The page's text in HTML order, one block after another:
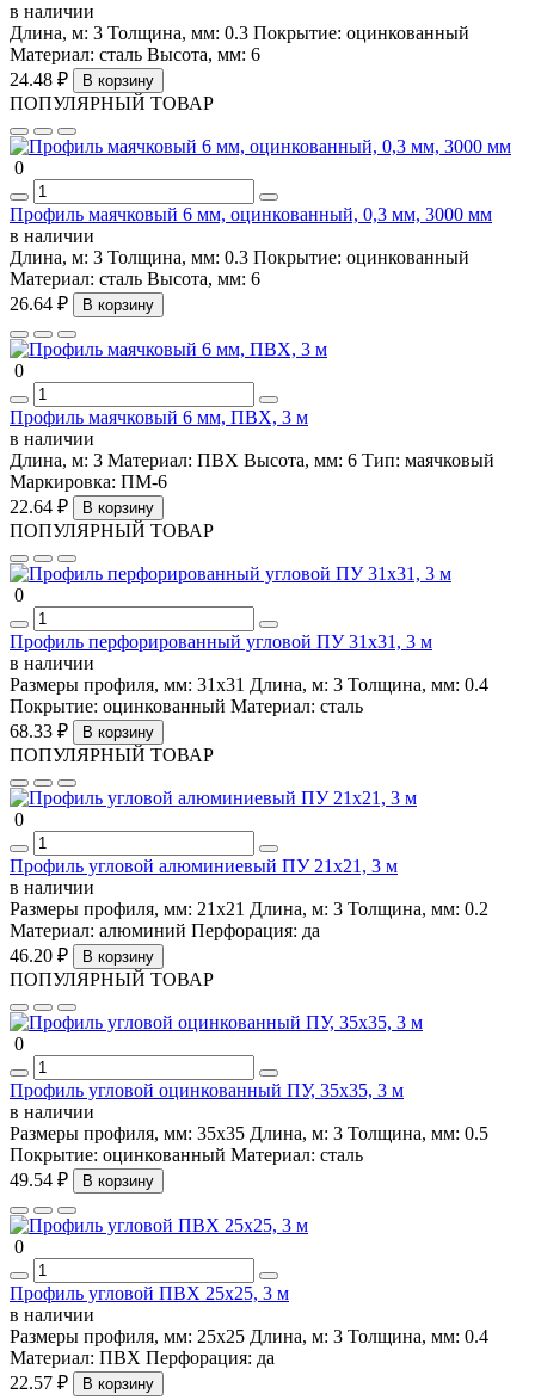
в наличии
Длина, м: 3 Толщина, мм: 0.3 Покрытие: оцинкованный
Материал: сталь Высота, мм: 6
24.48 ₽
В корзину
ПОПУЛЯРНЫЙ ТОВАР
0
Профиль маячковый 6 мм, оцинкованный, 0,3 мм, 3000 мм
в наличии
Длина, м: 3 Толщина, мм: 0.3 Покрытие: оцинкованный
Материал: сталь Высота, мм: 6
26.64 ₽
В корзину
0
Профиль маячковый 6 мм, ПВХ, 3 м
в наличии
Длина, м: 3 Материал: ПВХ Высота, мм: 6 Тип: маячковый
Маркировка: ПМ-6
22.64 ₽
В корзину
ПОПУЛЯРНЫЙ ТОВАР
0
Профиль перфорированный угловой ПУ 31х31, 3 м
в наличии
Размеры профиля, мм: 31х31 Длина, м: 3 Толщина, мм: 0.4
Покрытие: оцинкованный Материал: сталь
68.33 ₽
В корзину
ПОПУЛЯРНЫЙ ТОВАР
0
Профиль угловой алюминиевый ПУ 21х21, 3 м
в наличии
Размеры профиля, мм: 21х21 Длина, м: 3 Толщина, мм: 0.2
Материал: алюминий Перфорация: да
46.20 ₽
В корзину
ПОПУЛЯРНЫЙ ТОВАР
0
Профиль угловой оцинкованный ПУ, 35х35, 3 м
в наличии
Размеры профиля, мм: 35х35 Длина, м: 3 Толщина, мм: 0.5
Покрытие: оцинкованный Материал: сталь
49.54 ₽
В корзину
0
Профиль угловой ПВХ 25х25, 3 м
в наличии
Размеры профиля, мм: 25х25 Длина, м: 3 Толщина, мм: 0.4
Материал: ПВХ Перфорация: да
22.57 ₽
В корзину